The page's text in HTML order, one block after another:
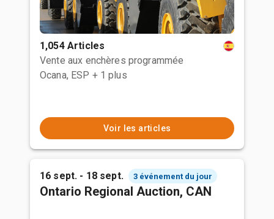
1,054 Articles
Vente aux enchères programmée
Ocana, ESP + 1 plus
Voir les articles
16 sept. - 18 sept. 3 événement du jour
Ontario Regional Auction, CAN